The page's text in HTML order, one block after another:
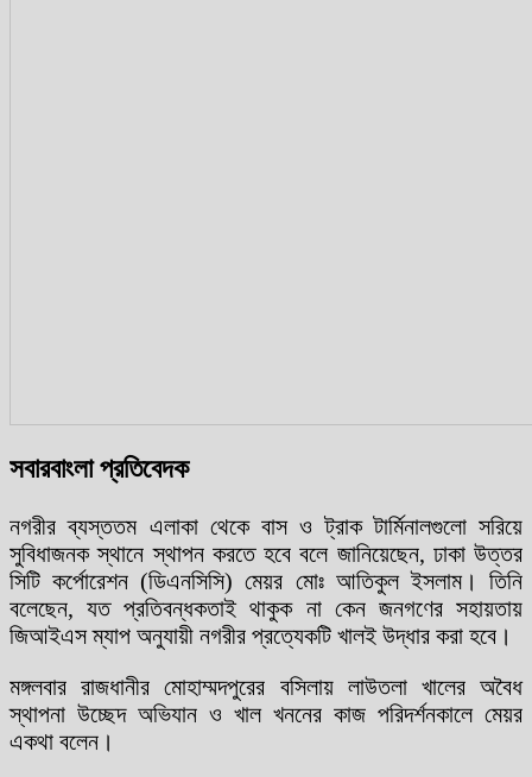
সবারবাংলা প্রতিবেদক
নগরীর ব্যস্ততম এলাকা থেকে বাস ও ট্রাক টার্মিনালগুলো সরিয়ে
সুবিধাজনক স্থানে স্থাপন করতে হবে বলে জানিয়েছেন, ঢাকা উত্তর
সিটি কর্পোরেশন (ডিএনসিসি) মেয়র মোঃ আতিকুল ইসলাম। তিনি
বলেছেন, যত প্রতিবন্ধকতাই থাকুক না কেন জনগণের সহায়তায়
জিআইএস ম্যাপ অনুযায়ী নগরীর প্রত্যেকটি খালই উদ্ধার করা হবে।
মঙ্গলবার রাজধানীর মোহাম্মদপুরের বসিলায় লাউতলা খালের অবৈধ
স্থাপনা উচ্ছেদ অভিযান ও খাল খননের কাজ পরিদর্শনকালে মেয়র
একথা বলেন।